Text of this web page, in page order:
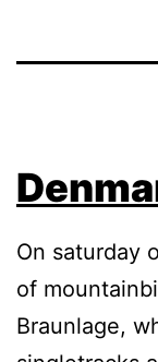
On saturday
of
Braunlage,